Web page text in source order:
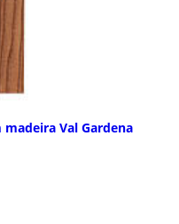
Val Gardena